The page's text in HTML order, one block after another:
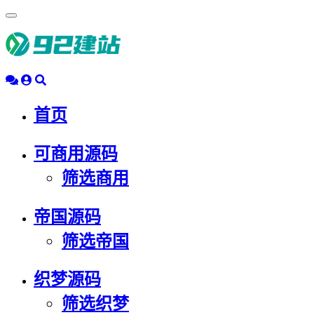
动
导
首页
可商用源码
筛选商用
帝国源码
筛选帝国
织梦源码
筛选织梦